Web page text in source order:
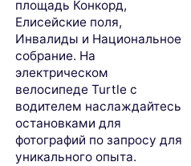
площадь Конкорд,
Елисейские поля,
Инвалиды и Национальное
собрание. На
электрическом
велосипеде Turtle с
водителем наслаждайтесь
остановками для
фотографий по запросу для
уникального опыта.